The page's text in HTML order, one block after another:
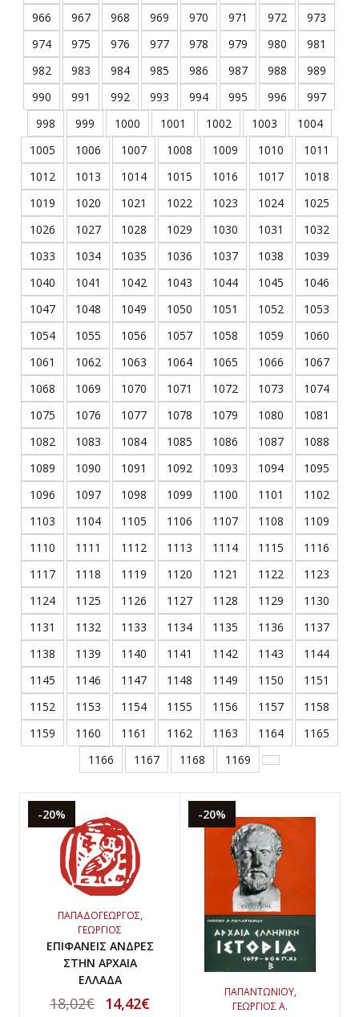
966
967 968 969 970 971 972
973
974
975 976 977 978 979 980
981
982
983 984 985 986 987 988
989
990
991 992 993 994 995 996
997
998
999 1000 1001 1002 1003
1004
1005
1006 1007 1008 1009 1010
1011
1012
1013 1014 1015 1016 1017
1018
1019
1020 1021 1022 1023 1024
1025
1026
1027 1028 1029 1030 1031
1032
1033
1034 1035 1036 1037 1038
1039
1040
1041 1042 1043 1044 1045
1046
1047
1048 1049 1050 1051 1052
1053
1054
1055 1056 1057 1058 1059
1060
1061
1062 1063 1064 1065 1066
1067
1068
1069 1070 1071 1072 1073
1074
1075
1076 1077 1078 1079 1080
1081
1082
1083 1084 1085 1086 1087
1088
1089
1090 1091 1092 1093 1094
1095
1096
1097 1098 1099 1100 1101
1102
1103
1104 1105 1106 1107 1108
1109
1110
1111 1112 1113 1114 1115
1116
1117
1118 1119 1120 1121 1122
1123
1124
1125 1126 1127 1128 1129
1130
1131
1132 1133 1134 1135 1136
1137
1138
1139 1140 1141 1142 1143
1144
1145
1146 1147 1148 1149 1150
1151
1152
1153 1154 1155 1156 1157
1158
1159
1160 1161 1162 1163 1164
1165
1166
1167 1168 1169
-20%
ΠΑΠΑΔΟΓΕΩΡΓΟΣ,
ΓΕΩΡΓΙΟΣ
ΕΠΙΦΑΝΕΙΣ ΑΝΔΡΕΣ
ΣΤΗΝ ΑΡΧΑΙΑ
ΕΛΛΑΔΑ
18,02€ 14,42€
-20%
ΠΑΠΑΝΤΩΝΙΟΥ,
ΓΕΩΡΓΙΟΣ Α.